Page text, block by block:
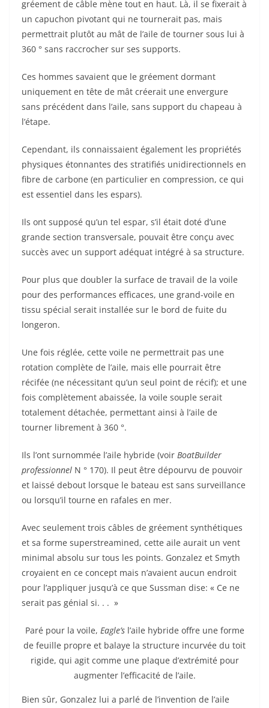
gréement de câble mène tout en haut. Là, il se fixerait à
un capuchon pivotant qui ne tournerait pas, mais
permettrait plutôt au mât de l’aile de tourner sous lui à
360 ° sans raccrocher sur ses supports.
Ces hommes savaient que le gréement dormant
uniquement en tête de mât créerait une envergure
sans précédent dans l’aile, sans support du chapeau à
l’étape.
Cependant, ils connaissaient également les propriétés
physiques étonnantes des stratifiés unidirectionnels en
fibre de carbone (en particulier en compression, ce qui
est essentiel dans les espars).
Ils ont supposé qu’un tel espar, s’il était doté d’une
grande section transversale, pouvait être conçu avec
succès avec un support adéquat intégré à sa structure.
Pour plus que doubler la surface de travail de la voile
pour des performances efficaces, une grand-voile en
tissu spécial serait installée sur le bord de fuite du
longeron.
Une fois réglée, cette voile ne permettrait pas une
rotation complète de l’aile, mais elle pourrait être
récifée (ne nécessitant qu’un seul point de récif); et une
fois complètement abaissée, la voile souple serait
totalement détachée, permettant ainsi à l’aile de
tourner librement à 360 °.
Ils l’ont surnommée l’aile hybride (voir BoatBuilder
professionnel N ° 170). Il peut être dépourvu de pouvoir
et laissé debout lorsque le bateau est sans surveillance
ou lorsqu’il tourne en rafales en mer.
Avec seulement trois câbles de gréement synthétiques
et sa forme superstreamined, cette aile aurait un vent
minimal absolu sur tous les points. Gonzalez et Smyth
croyaient en ce concept mais n’avaient aucun endroit
pour l’appliquer jusqu’à ce que Sussman dise: « Ce ne
serait pas génial si. . . »
Paré pour la voile, Eagle’sl’aile hybride offre une forme
de feuille propre et balaye la structure incurvée du toit
rigide, qui agit comme une plaque d’extrémité pour
augmenter l’efficacité de l’aile.
Bien sûr, Gonzalez lui a parlé de l’invention de l’aile